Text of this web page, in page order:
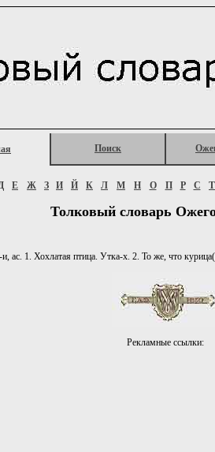
Поиск
Е Ж З И Й К Л М Н О П Р С Т
Толковый словарь
1. Хохлатая птица. Утка-х. 2. То же, что
Рекламные ссылки: